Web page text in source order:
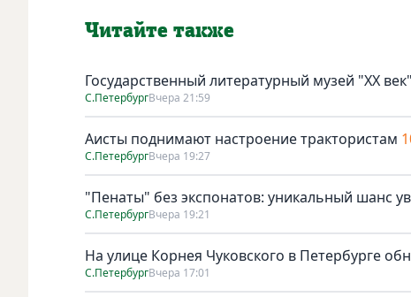
Читайте также
Государственный литературный музей "ХХ
С.ПетербургВчера 21:59
Аисты поднимают настроение трактористам
С.ПетербургВчера 19:27
"Пенаты" без экспонатов: уникальный шанс
С.ПетербургВчера 19:21
На улице Корнея Чуковского в Петербурге
С.ПетербургВчера 17:01